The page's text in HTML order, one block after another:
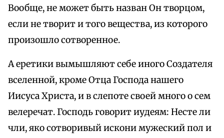
Вообще, не может быть назван Он творцом,
если не творит и того вещества, из которого
произошло сотворенное.
А еретики вымышляют себе иного Создателя
вселенной, кроме Отца Господа нашего
Иисуса Христа, и в слепоте своей много о сем
велеречат. Господь говорит иудеям: Несте ли
чли, яко сотворивый искони мужеский пол и